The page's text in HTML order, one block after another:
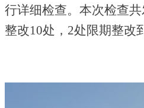
行详细检查。本次检查
整改10处，2处限期整改